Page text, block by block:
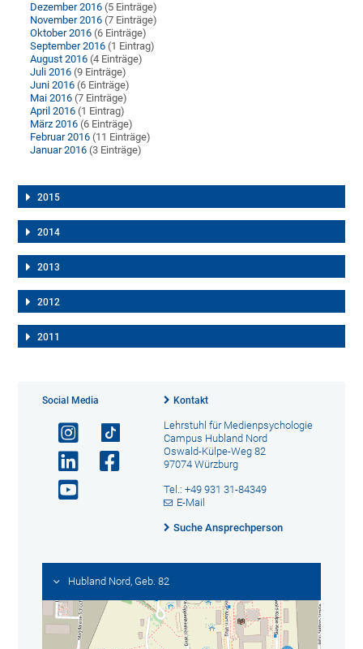
Dezember 2016 (5 Einträge)
November 2016 (7 Einträge)
Oktober 2016 (6 Einträge)
September 2016 (1 Eintrag)
August 2016 (4 Einträge)
Juli 2016 (9 Einträge)
Juni 2016 (6 Einträge)
Mai 2016 (7 Einträge)
April 2016 (1 Eintrag)
März 2016 (6 Einträge)
Februar 2016 (11 Einträge)
Januar 2016 (3 Einträge)
2015
2014
2013
2012
2011
Social Media Kontakt
Lehrstuhl für Medienpsychologie
Campus Hubland Nord
Oswald-Külpe-Weg 82
97074 Würzburg
Tel.: +49 931 31-84349
E-Mail
Suche Ansprechperson
Hubland Nord, Geb. 82